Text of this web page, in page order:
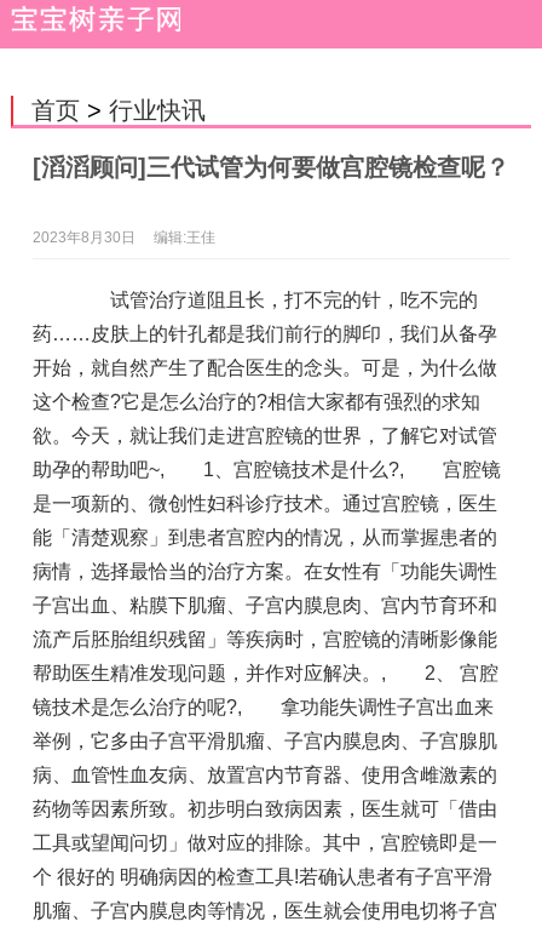
首页> 行业快讯
[滔滔顾问]三代试管为何要做宫腔镜检查呢？
2023年8月30日 编辑:王佳
试管治疗道阻且长，打不完的针，吃不完的
药……皮肤上的针孔都是我们前行的脚印，我们从备孕
开始，就自然产生了配合医生的念头。可是，为什么做
这个检查?它是怎么治疗的?相信大家都有强烈的求知
欲。今天，就让我们走进宫腔镜的世界，了解它对试管
助孕的帮助吧~, 1、宫腔镜技术是什么?, 宫腔镜
是一项新的、微创性妇科诊疗技术。通过宫腔镜，医生
能「清楚观察」到患者宫腔内的情况，从而掌握患者的
病情，选择最恰当的治疗方案。在女性有「功能失调性
子宫出血、粘膜下肌瘤、子宫内膜息肉、宫内节育环和
流产后胚胎组织残留」等疾病时，宫腔镜的清晰影像能
帮助医生精准发现问题，并作对应解决。 , 2、 宫腔
镜技术是怎么治疗的呢?, 拿功能失调性子宫出血来
举例，它多由子宫平滑肌瘤、子宫内膜息肉、子宫腺肌
病、血管性血友病、放置宫内节育器、使用含雌激素的
药物等因素所致。初步明白致病因素，医生就可「借由
工具或望闻问切」做对应的排除。其中，宫腔镜即是一
个 很好的 明确病因的检查工具!若确认患者有子宫平滑
肌瘤、子宫内膜息肉等情况，医生就会使用电切将子宫